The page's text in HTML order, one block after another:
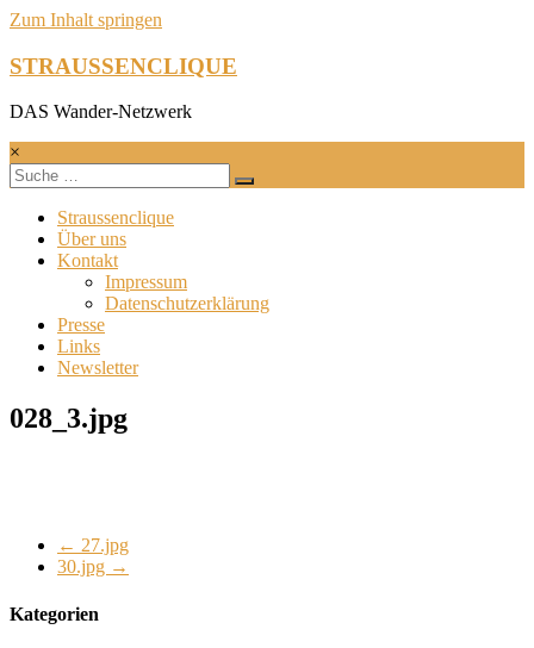
Zum Inhalt springen
STRAUSSENCLIQUE
DAS Wander-Netzwerk
×
Straussenclique
Über uns
Kontakt
Impressum
Datenschutzerklärung
Presse
Links
Newsletter
028_3.jpg
← 27.jpg
30.jpg →
Kategorien